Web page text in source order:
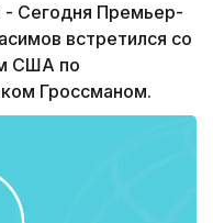
Сегодня Премьер-
встретился со
США по
Гроссманом.